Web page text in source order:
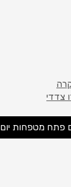
צדדי
פתח מטפחות יום